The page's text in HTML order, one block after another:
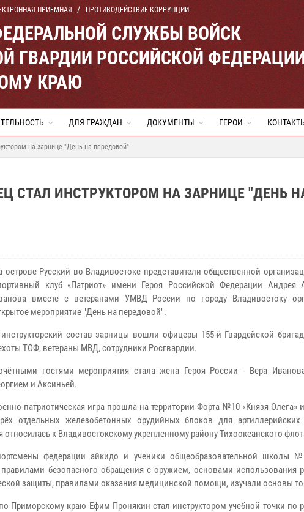
ПРИЕМНАЯ ПРОТИВОДЕЙСТВИЕ КОРРУПЦИИ
СЛУЖБЫ ВОЙСК
ГВАРДИИ РОССИЙСКОЙ
КРАЮ
ДЛЯ ГРАЖДАН ДОКУМЕНТЫ ГЕРОИ
на зарнице "День на передовой"
СТАЛ ИНСТРУКТОРОМ НА ЗАРНИЦЕ "ДЕНЬ
острове Русский во Владивостоке представители общественной
клуб «Патриот» имени Героя Российской Федерации Андрея
вместе с ветеранами УМВД России по городу Владивостоку
мероприятие "День на передовой".
состав зарницы вошли офицеры 155-й Гвардейской
ТОФ, ветераны МВД, сотрудники Росгвардии.
гостями мероприятия стала жена Героя России - Вера
и Аксиньей.
патриотическая игра прошла на территории Форта №10 «Князя Олега»
отдельных железобетонных орудийных блоков для артиллерийских
к Владивостокскому укрепленному району Тихоокеанского
федерации айкидо и ученики общеобразовательной школы
безопасного обращения с оружием, основами использования
защиты, правилами оказания медицинской помощи, изучали основы
Приморскому краю Ефим Пронякин стал инструктором учебной точки по